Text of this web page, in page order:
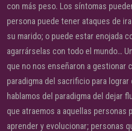
con más peso. Los síntomas
persona puede tener ataques de
su marido; o puede estar enojada
agarrárselas con todo el mundo…
que no nos enseñaron a gestionar
paradigma del sacrificio para lograr
hablamos del paradigma del dejar
que atraemos a aquellas personas
aprender y evolucionar; personas